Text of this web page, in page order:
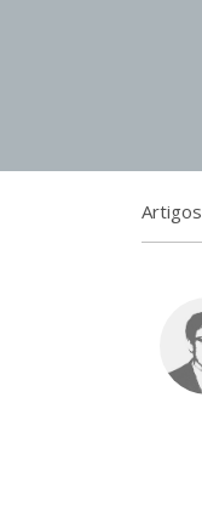
Artigos